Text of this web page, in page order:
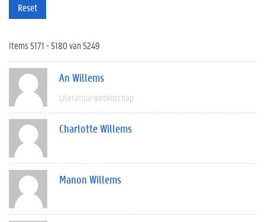
Reset
Items 5171 - 5180 van 5249
An Willems
Literatuurwetenschap
Charlotte Willems
Manon Willems